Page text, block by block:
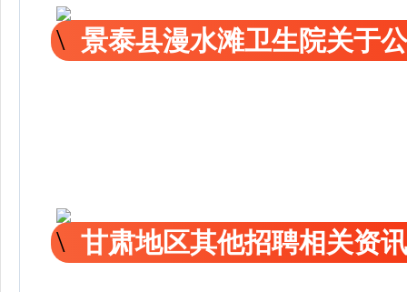
景泰县漫水滩卫生院关于
甘肃地区其他招聘相关资